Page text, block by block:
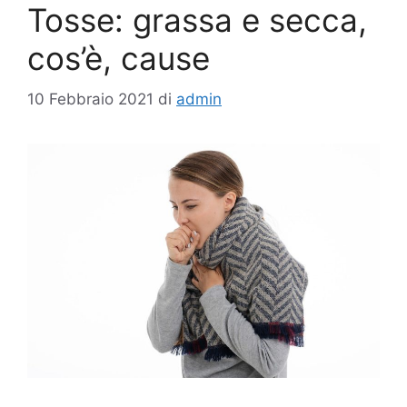
Tosse: grassa e secca,
cos’è, cause
10 Febbraio 2021 di admin